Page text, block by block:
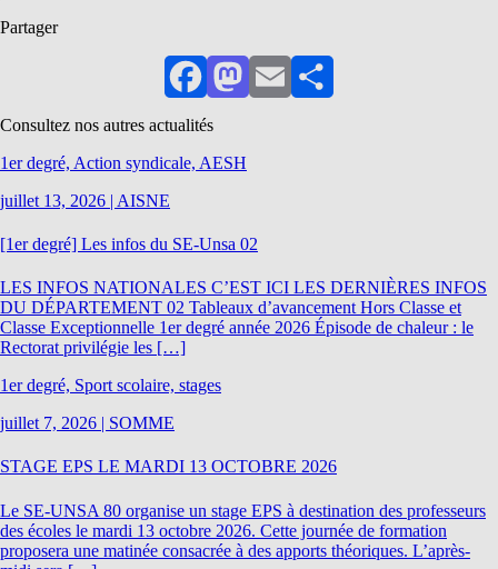
Partager
FacebookMastodon
EmailPartager
Consultez nos autres actualités
1er degré, Action syndicale, AESH
juillet 13, 2026 | AISNE
[1er degré] Les infos du SE-Unsa 02
LES INFOS NATIONALES C’EST ICI LES DERNIÈRES INFOS
DU DÉPARTEMENT 02 Tableaux d’avancement Hors Classe et
Classe Exceptionnelle 1er degré année 2026 Épisode de chaleur : le
Rectorat privilégie les […]
1er degré, Sport scolaire, stages
juillet 7, 2026 | SOMME
STAGE EPS LE MARDI 13 OCTOBRE 2026
Le SE-UNSA 80 organise un stage EPS à destination des professeurs
des écoles le mardi 13 octobre 2026. Cette journée de formation
proposera une matinée consacrée à des apports théoriques. L’après-